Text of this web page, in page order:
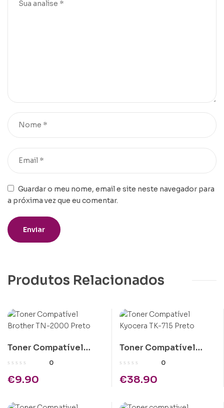
Guardar o meu nome, email e site neste navegador para
a próxima vez que eu comentar.
Produtos Relacionados
Toner Compatível
Brother TN-2000
0
€9.90
Toner Compatível
Kyocera TK-715 Preto
0
€38.90